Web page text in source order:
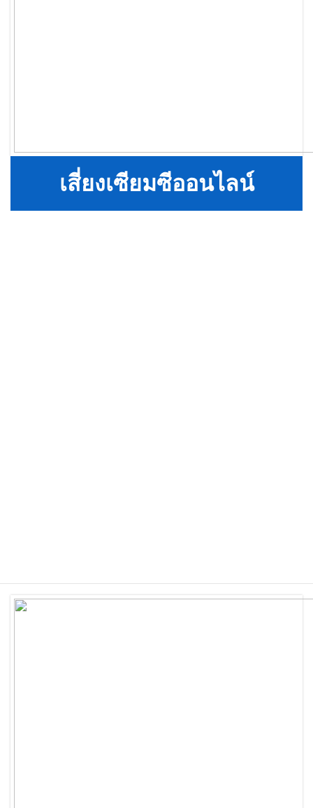
เสี่ยงเซียมซีออนไลน์